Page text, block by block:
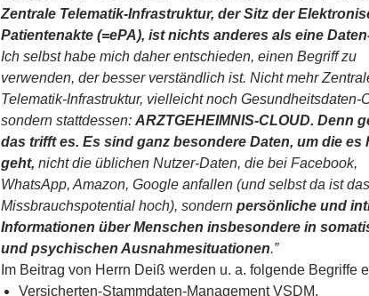
Zentrale Telematik-Infrastruktur, der Sitz der
Patientenakte (=ePA), ist nichts anderes als eine
Ich selbst habe mich daher entschieden, einen Begriff zu
verwenden, der besser verständlich ist. Nicht mehr
Telematik-Infrastruktur, vielleicht noch Gesundheitsdaten-
sondern stattdessen: ARZTGEHEIMNIS-CLOUD. Denn
das trifft es. Es sind ganz besondere Daten, um die es
geht, nicht die üblichen Nutzer-Daten, die bei Facebook,
WhatsApp, Amazon, Google anfallen (und selbst da ist das
Missbrauchspotential hoch), sondern persönliche und
Informationen über Menschen insbesondere in
und psychischen Ausnahmesituationen.”
Im Beitrag von Herrn Deiß werden u. a. folgende Begriffe
Versicherten-Stammdaten-Management VSDM,